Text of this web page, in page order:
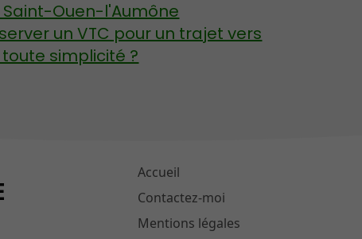
Ouen-l'Aumône
un VTC pour un trajet vers
simplicité ?
Accueil
Contactez-moi
Mentions légales